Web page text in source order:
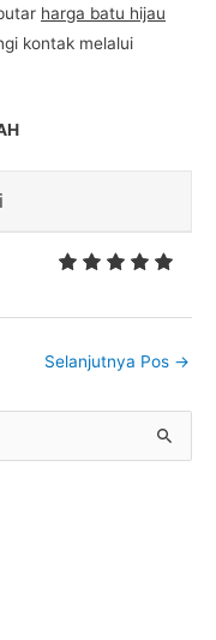
harga batu hijau
kontak melalui
Selanjutnya Pos →